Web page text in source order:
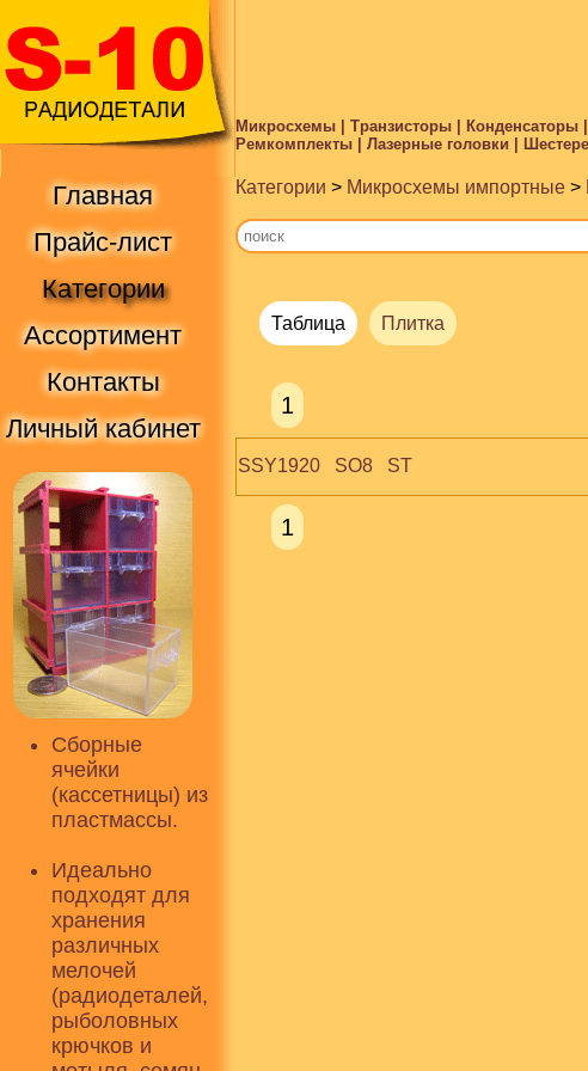
Микросхемы | Транзисторы |
Ремкомплекты | Лазерные головки |
Главная
Прайс-лист
Категории
Ассортимент
Контакты
Личный кабинет
Сборные
ячейки
(кассетницы) из
пластмассы.
Идеально
подходят для
хранения
различных
мелочей
(радиодеталей,
рыболовных
крючков и
Категории > Микросхемы импортные >
Таблица Плитка
1
SSY1920   SO8   ST
1